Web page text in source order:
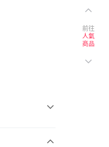
前往
人氣
商品